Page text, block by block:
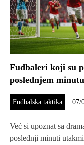
Fudbaleri koji su
poslednjem minutu
Fudbalska taktika 07/
Već si upoznat sa
poslednji minuti